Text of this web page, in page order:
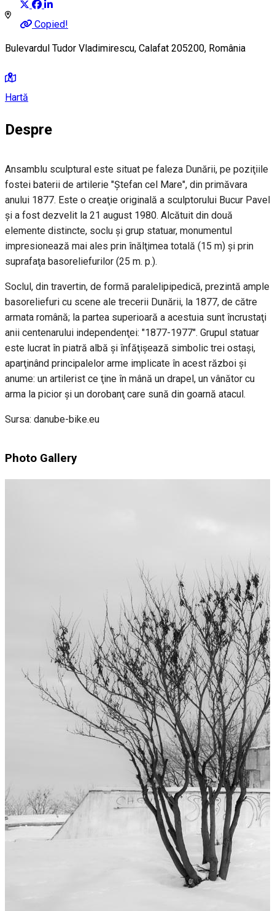
Copied!
Bulevardul Tudor Vladimirescu, Calafat 205200, România
Hartă
Despre
Ansamblu sculptural este situat pe faleza Dunării, pe poziţiile
fostei baterii de artilerie "Ştefan cel Mare", din primăvara
anului 1877. Este o creaţie originală a sculptorului Bucur Pavel
şi a fost dezvelit la 21 august 1980. Alcătuit din două
elemente distincte, soclu şi grup statuar, monumentul
impresionează mai ales prin înălţimea totală (15 m) şi prin
suprafaţa basoreliefurilor (25 m. p.).
Soclul, din travertin, de formă paralelipipedică, prezintă ample
basoreliefuri cu scene ale trecerii Dunării, la 1877, de către
armata română; la partea superioară a acestuia sunt încrustaţi
anii centenarului independenţei: "1877-1977". Grupul statuar
este lucrat în piatră albă şi înfăţişează simbolic trei ostaşi,
aparţinând principalelor arme implicate în acest război şi
anume: un artilerist ce ţine în mână un drapel, un vânător cu
arma la picior şi un dorobanţ care sună din goarnă atacul.
Sursa: danube-bike.eu
Photo Gallery